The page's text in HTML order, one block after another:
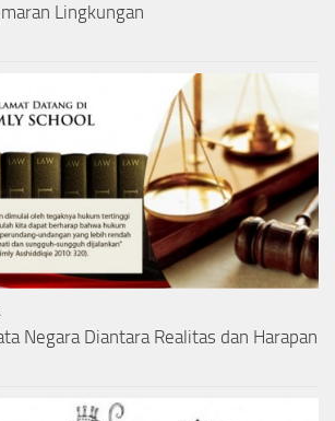
Lingkungan
Negara Diantara Realitas dan Harapan